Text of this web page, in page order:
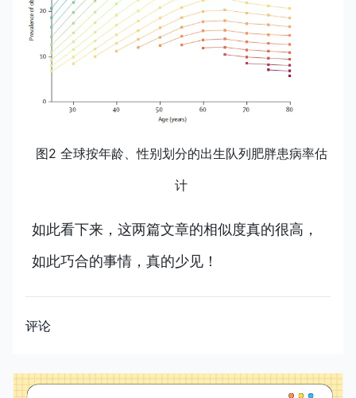
图2 全球按年龄、性别划分的出生队列肥胖患病率估
计
如此看下来，这两篇文章的相似度真的很高，
如此巧合的事情，真的少见！
评论